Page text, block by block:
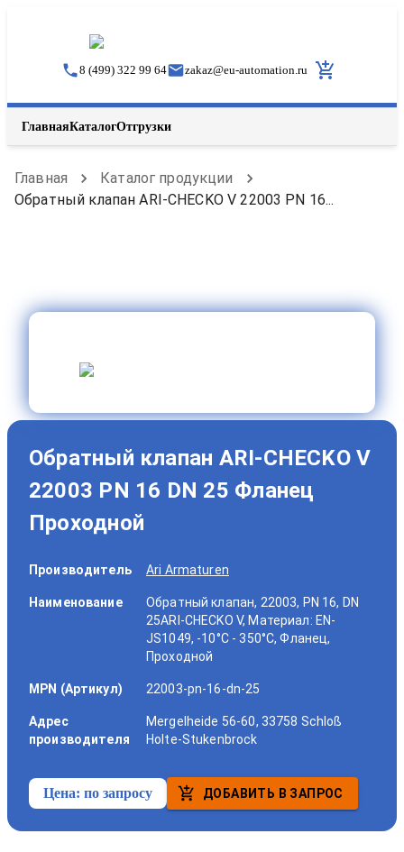
8 (499) 322 99 64 zakaz@eu-automation.ru
ГлавнаяКаталогОтгрузки
Главная
Каталог продукции
Обратный клапан ARI-CHECKO V 22003 PN 16...
Обратный клапан ARI-CHECKO V
22003 PN 16 DN 25 Фланец
Проходной
Производитель Ari Armaturen
Наименование
Обратный клапан, 22003, PN 16, DN
25ARI-CHECKO V, Материал: EN-
JS1049, -10°C - 350°C, Фланец,
Проходной
MPN (Артикул) 22003-pn-16-dn-25
Адрес
производителя
Mergelheide 56-60, 33758 Schloß
Holte-Stukenbrock
Цена: по запросу ДОБАВИТЬ В ЗАПРОС